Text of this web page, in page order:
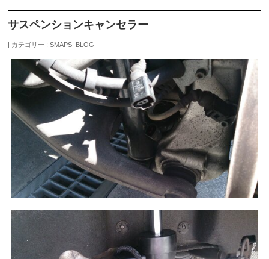
サスペンションキャンセラー
カテゴリー :SMAPS_BLOG